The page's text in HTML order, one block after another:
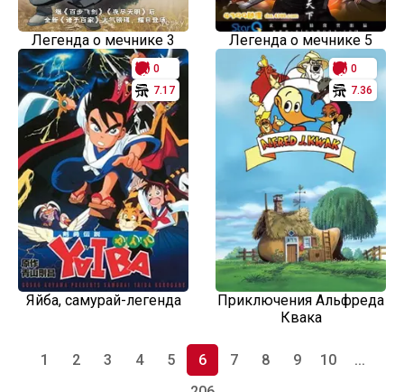
Легенда о мечнике 3 Легенда о мечнике 5
0
7.17
Яйба, самурай-легенда
0
7.36
Приключения Альфреда
Квака
1 2 3 4 5 6 7 8 9 10
...